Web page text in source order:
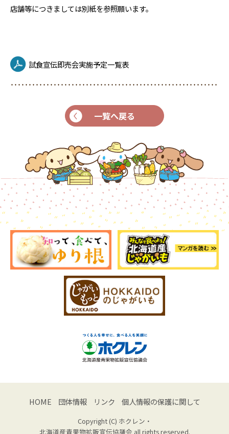
店舗等につきましては別紙を参照願います。
試食宣伝即売会実施予定一覧表
一覧へ戻る
HOME 団体情報 リンク 個人情報の保護に関して
Copyright (C) ホクレン・
北海道産青果物拡販宣伝協議会 all rights reserved.